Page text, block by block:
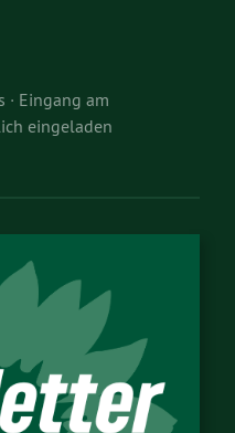
· Eingang am
eingeladen